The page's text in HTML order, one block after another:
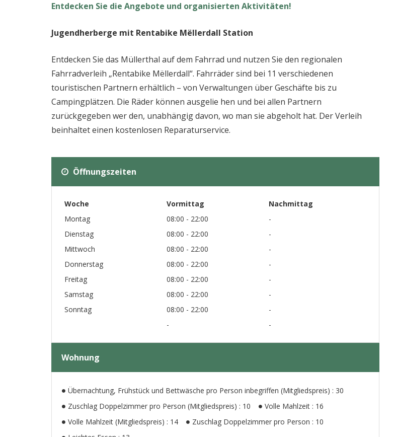
Entdecken Sie die Angebote und organisierten Aktivitäten!
Jugendherberge mit Rentabike Mëllerdall Station
Entdecken Sie das Müllerthal auf dem Fahrrad und nutzen Sie den regionalen
Fahrradverleih „Rentabike Mëllerdall“. Fahrräder sind bei 11 verschiedenen
touristischen Partnern erhältlich – von Verwaltungen über Geschäfte bis zu
Campingplätzen. Die Räder können ausgelie hen und bei allen Partnern
zurückgegeben wer den, unabhängig davon, wo man sie abgeholt hat. Der Verleih
beinhaltet einen kostenlosen Reparaturservice.
Öffnungszeiten
Woche Vormittag
Nachmittag
Montag
08:00 - 22:00
-
Dienstag
08:00 - 22:00
-
Mittwoch
08:00 - 22:00
-
Donnerstag
08:00 - 22:00
-
Freitag
08:00 - 22:00
-
Samstag
08:00 - 22:00
-
Sonntag
08:00 - 22:00
-
-
-
Wohnung
Übernachtung, Frühstück und Bettwäsche pro Person inbegriffen (Mitgliedspreis) : 30
Zuschlag Doppelzimmer pro Person (Mitgliedspreis) : 10
Volle Mahlzeit : 16
Volle Mahlzeit (Mitgliedspreis) : 14
Zuschlag Doppelzimmer pro Person : 10